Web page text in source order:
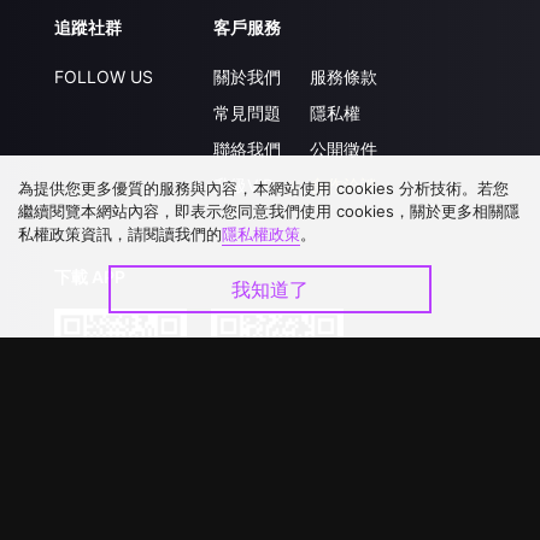
追蹤社群
FOLLOW US
客戶服務
關於我們
常見問題
聯絡我們
升級VIP
服務條款
隱私權
公開徵件
合作洽談
為提供您更多優質的服務與內容，本網站使用 cookies 分析技術。若您
繼續閱覽本網站內容，即表示您同意我們使用 cookies，關於更多相關隱
私權政策資訊，請閱讀我們的隱私權政策。
我知道了